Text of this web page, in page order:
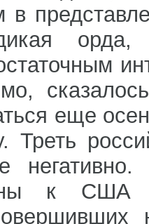
в
орда,
еще
Треть
к США